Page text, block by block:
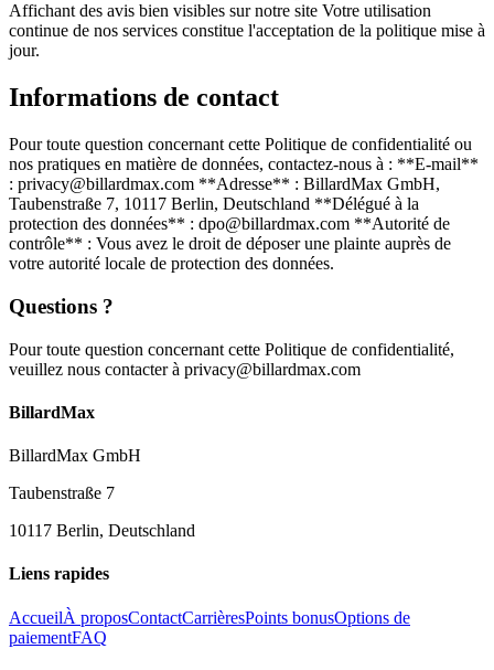
Affichant des avis bien visibles sur notre site Votre utilisation
continue de nos services constitue l'acceptation de la politique mise à
jour.
Informations de contact
Pour toute question concernant cette Politique de confidentialité ou
nos pratiques en matière de données, contactez-nous à : **E-mail**
: privacy@billardmax.com **Adresse** : BillardMax GmbH,
Taubenstraße 7, 10117 Berlin, Deutschland **Délégué à la
protection des données** : dpo@billardmax.com **Autorité de
contrôle** : Vous avez le droit de déposer une plainte auprès de
votre autorité locale de protection des données.
Questions ?
Pour toute question concernant cette Politique de confidentialité,
veuillez nous contacter à privacy@billardmax.com
BillardMax
BillardMax GmbH
Taubenstraße 7
10117 Berlin, Deutschland
Liens rapides
AccueilÀ proposContactCarrièresPoints bonusOptions de
paiementFAQ